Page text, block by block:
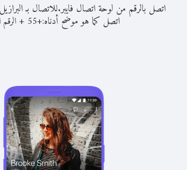
اتصل بالرقم من لوحة اتصال فايبر.للاتصال بـ
اتصل كما هو موضح أدناه:+
55
+الرقم